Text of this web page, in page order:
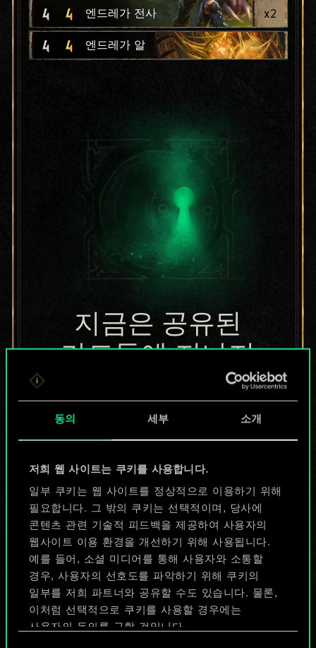
동의 세부 소개
저희 웹 사이트는 쿠키를 사용합니다.
일부 쿠키는 웹 사이트를 정상적으로 이용하기 위해
필요합니다. 그 밖의 쿠키는 선택적이며, 당사에
콘텐츠 관련 기술적 피드백을 제공하여 사용자의
웹사이트 이용 환경을 개선하기 위해 사용됩니다.
예를 들어, 소셜 미디어를 통해 사용자와 소통할
경우, 사용자의 선호도를 파악하기 위해 쿠키의
일부를 저희 파트너와 공유할 수도 있습니다. 물론,
이처럼 선택적으로 쿠키를 사용할 경우에는
사용자의 동의를 구할 것입니다.
4 4 엔드레가 전사 x2
4 4 엔드레가 알
지금은 공유된
카드들에 지나지
무궁무진한
가능성을 가지고
있습니다!
덱 이름 짓기 & 가이드 작성하기
덱 편집
또는